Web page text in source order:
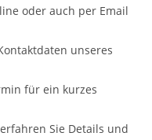
oder auch per Email
unseres
für ein kurzes
Sie Details und